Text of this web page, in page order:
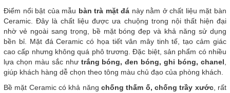
Điểm nổi bật của mẫu bàn trà mặt đá này nằm ở chất liệu mặt bàn
Ceramic. Đây là chất liệu được ưa chuộng trong nội thất hiện đại
nhờ vẻ ngoài sang trọng, bề mặt bóng đẹp và khả năng sử dụng
bền bỉ. Mặt đá Ceramic có họa tiết vân mây tinh tế, tạo cảm giác
cao cấp nhưng không quá phô trương. Đặc biệt, sản phẩm có nhiều
lựa chọn màu sắc như trắng bóng, đen bóng, ghi bóng, chanel,
giúp khách hàng dễ chọn theo tông màu chủ đạo của phòng khách.
Bề mặt Ceramic có khả năng chống thấm ố, chống trầy xước, rất